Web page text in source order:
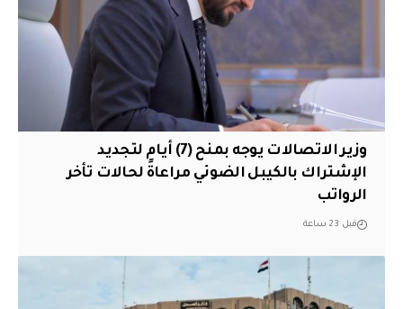
وزير الاتصالات يوجه بمنح (7) أيام لتجديد
الإشتراك بالكيبل الضوئي مراعاةً لحالات تأخر
الرواتب
قبل 23 ساعة